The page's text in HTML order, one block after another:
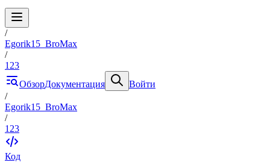
/
Egorik15_BroMax
/
123
ОбзорДокументация
Войти
/
Egorik15_BroMax
/
123
Код